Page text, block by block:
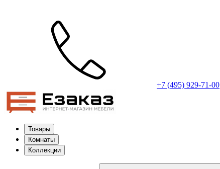
+7 (495) 929-71-00
Товары
Комнаты
Коллекции